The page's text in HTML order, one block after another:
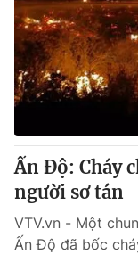
Ấn Độ: Cháy
người sơ tán
VTV.vn - Một
Ấn Độ đã bốc